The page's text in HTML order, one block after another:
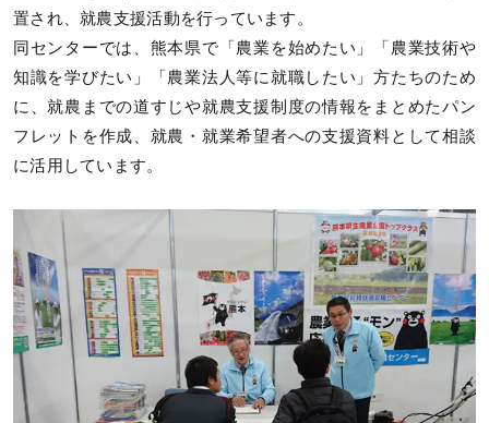
置され、就農支援活動を行っています。
同センターでは、熊本県で「農業を始めたい」「農業技術や
知識を学びたい」「農業法人等に就職したい」方たちのため
に、就農までの道すじや就農支援制度の情報をまとめたパン
フレットを作成、就農・就業希望者への支援資料として相談
に活用しています。